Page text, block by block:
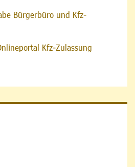
Bürgerbüro und Kfz-
Kfz-Zulassung